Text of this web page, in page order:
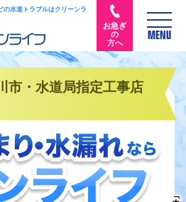
水道トラブルはクリーンラ
お急ぎ
の
方へ
MENU
市・水道局指定工事店